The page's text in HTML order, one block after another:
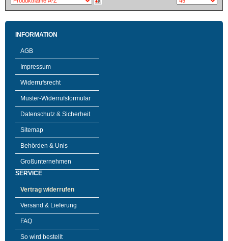
INFORMATION
AGB
Impressum
Widerrufsrecht
Muster-Widerrufsformular
Datenschutz & Sicherheit
Sitemap
Behörden & Unis
Großunternehmen
SERVICE
Vertrag widerrufen
Versand & Lieferung
FAQ
So wird bestellt